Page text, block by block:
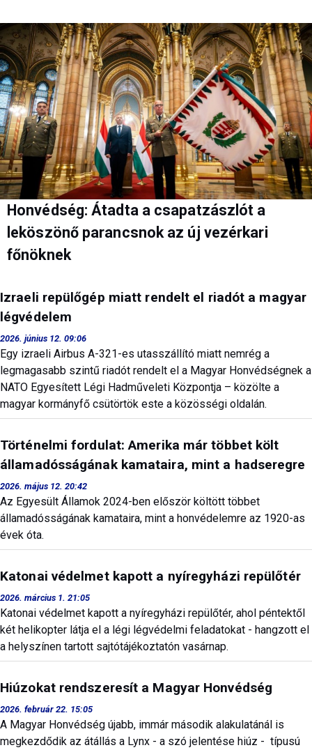
Honvédség: Átadta a csapatzászlót a
leköszönő parancsnok az új vezérkari
főnöknek
Izraeli repülőgép miatt rendelt el riadót a magyar
légvédelem
2026. június 12. 09:06
Egy izraeli Airbus A-321-es utasszállító miatt nemrég a
legmagasabb szintű riadót rendelt el a Magyar Honvédségnek a
NATO Egyesített Légi Hadműveleti Központja – közölte a
magyar kormányfő csütörtök este a közösségi oldalán.
Történelmi fordulat: Amerika már többet költ
államadósságának kamataira, mint a hadseregre
2026. május 12. 20:42
Az Egyesült Államok 2024-ben először költött többet
államadósságának kamataira, mint a honvédelemre az 1920-as
évek óta.
Katonai védelmet kapott a nyíregyházi repülőtér
2026. március 1. 21:05
Katonai védelmet kapott a nyíregyházi repülőtér, ahol péntektől
két helikopter látja el a légi légvédelmi feladatokat - hangzott el
a helyszínen tartott sajtótájékoztatón vasárnap.
Hiúzokat rendszeresít a Magyar Honvédség
2026. február 22. 15:05
A Magyar Honvédség újabb, immár második alakulatánál is
megkezdődik az átállás a Lynx - a szó jelentése hiúz - típusú